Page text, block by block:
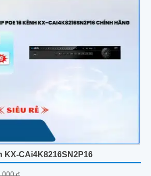
CAi4K8216SN2P16